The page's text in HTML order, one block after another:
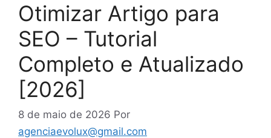
Otimizar Artigo para
SEO – Tutorial
Completo e Atualizado
[2026]
8 de maio de 2026 Por
agenciaevolux@gmail.com